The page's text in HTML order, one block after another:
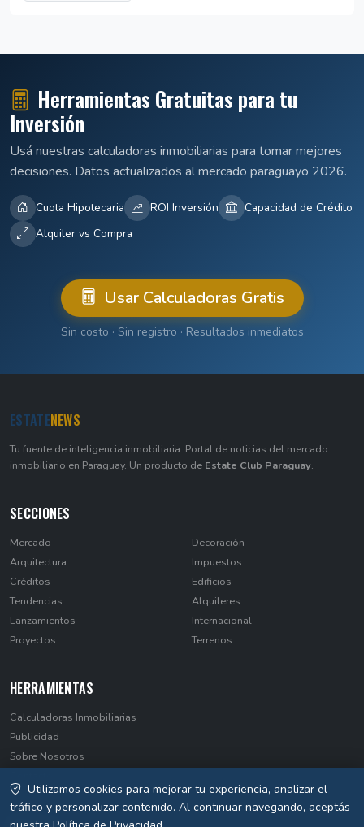
Herramientas Gratuitas para tu
Inversión
Usá nuestras calculadoras inmobiliarias para tomar mejores
decisiones. Datos actualizados al mercado paraguayo 2026.
Cuota Hipotecaria ROI Inversión
Capacidad de Crédito
Alquiler vs Compra
Usar Calculadoras Gratis
Sin costo · Sin registro · Resultados inmediatos
ESTATENEWS
Tu fuente de inteligencia inmobiliaria. Portal de noticias del mercado
inmobiliario en Paraguay. Un producto de Estate Club Paraguay.
SECCIONES
Mercado
Arquitectura
Créditos
Tendencias
Lanzamientos
Proyectos
Decoración
Impuestos
Edificios
Alquileres
Internacional
Terrenos
HERRAMIENTAS
Calculadoras Inmobiliarias
Publicidad
Sobre Nosotros
Privacidad
Utilizamos cookies para mejorar tu experiencia, analizar el
tráfico y personalizar contenido. Al continuar navegando, aceptás